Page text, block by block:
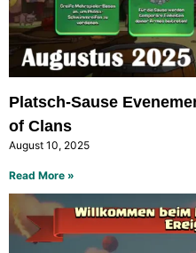
Platsch-Sause
of Clans
August 10, 2025
Read More »